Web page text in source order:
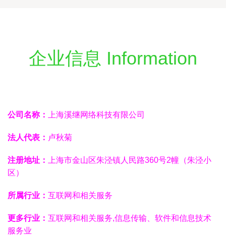
企业信息 Information
公司名称： 上海溪继网络科技有限公司
法人代表： 卢秋菊
注册地址：
上海市金山区朱泾镇人民路360号2幢（朱泾小
区）
所属行业： 互联网和相关服务
更多行业： 互联网和相关服务,信息传输、软件和信息技术
服务业